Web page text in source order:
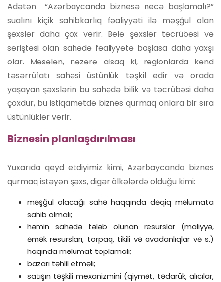
Adətən “Azərbaycanda biznesə necə başlamalı?”
sualını kiçik sahibkarlıq fəaliyyəti ilə məşğul olan
şəxslər daha çox verir. Belə şəxslər təcrübəsi və
səriştəsi olan sahədə fəaliyyətə başlasa daha yaxşı
olar. Məsələn, nəzərə alsaq ki, regionlarda kənd
təsərrüfatı sahəsi üstünlük təşkil edir və orada
yaşayan şəxslərin bu sahədə bilik və təcrübəsi daha
çoxdur, bu istiqamətdə biznes qurmaq onlara bir sıra
üstünlüklər verir.
Biznesin planlaşdırılması
Yuxarıda qeyd etdiyimiz kimi, Azərbaycanda biznes
qurmaq istəyən şəxs, digər ölkələrdə olduğu kimi:
məşğul olacağı sahə haqqında dəqiq məlumata
sahib olmalı;
həmin sahədə tələb olunan resurslar (maliyyə,
əmək resursları, torpaq, tikili və avadanlıqlar və s.)
haqında məlumat toplamalı;
bazarı təhlil etməli;
satışın təşkili mexanizmini (qiymət, tədarük, alıcılar,